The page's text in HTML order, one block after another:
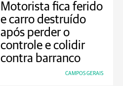
Motorista fica ferido
e carro destruído
após perder o
controle e colidir
contra barranco
CAMPOS GERAIS